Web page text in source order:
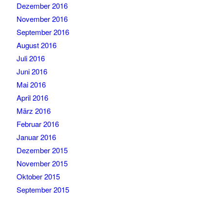
Dezember 2016
November 2016
September 2016
August 2016
Juli 2016
Juni 2016
Mai 2016
April 2016
März 2016
Februar 2016
Januar 2016
Dezember 2015
November 2015
Oktober 2015
September 2015